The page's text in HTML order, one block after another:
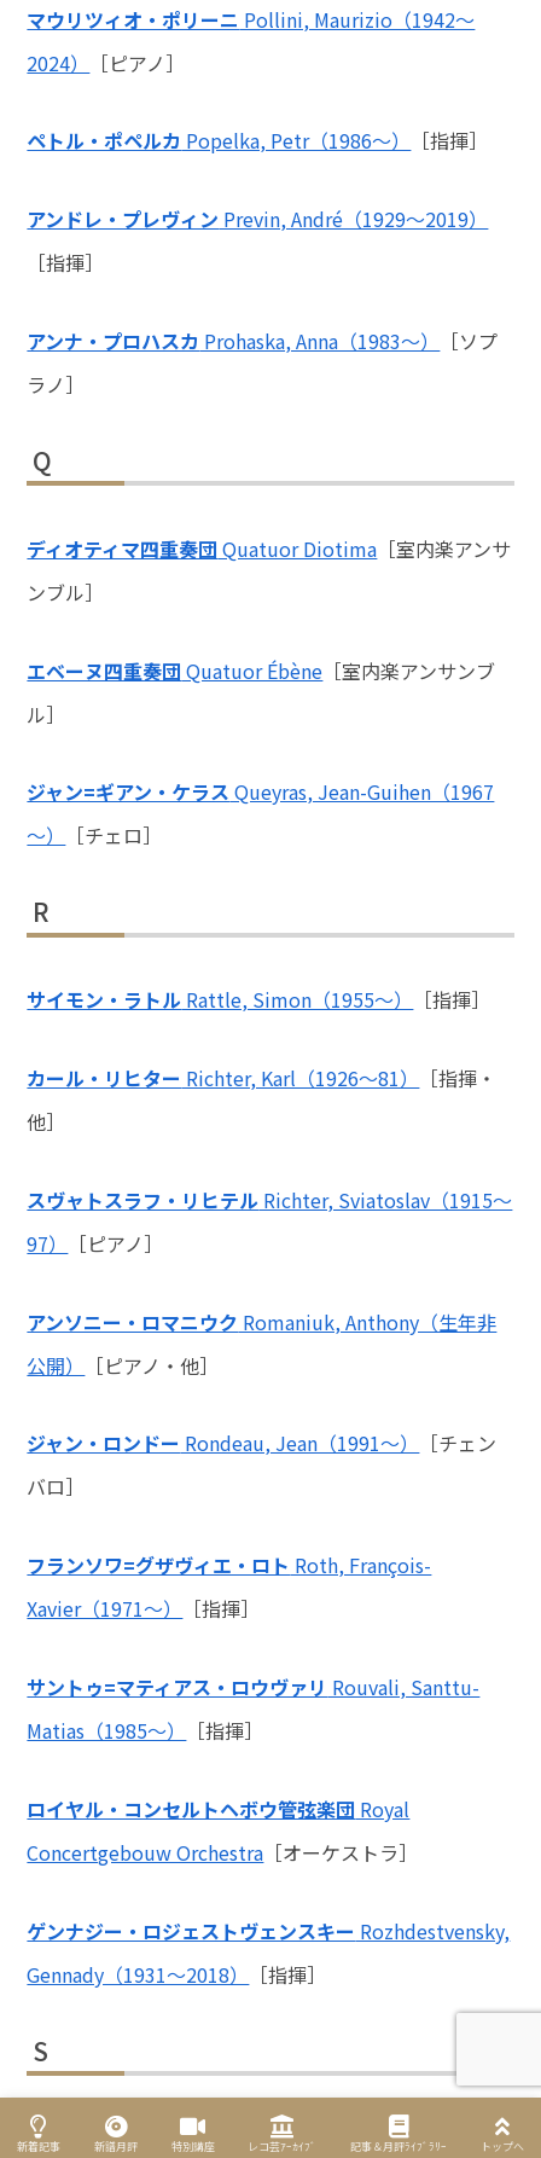
マウリツィオ・ポリーニ Pollini, Maurizio（1942～
2024）
［ピアノ］
ペトル・ポペルカ Popelka, Petr（1986～） ［指揮］
アンドレ・プレヴィン Previn, André（1929～2019）
［指揮］
アンナ・プロハスカ Prohaska, Anna（1983～）
［ソプ
ラノ］
Q
ディオティマ四重奏団 Quatuor Diotima ［室内楽アンサ
ンブル］
エベーヌ四重奏団 Quatuor Ébène ［室内楽アンサンブ
ル］
ジャン=ギアン・ケラス Queyras, Jean-Guihen（1967
～）
［チェロ］
R
サイモン・ラトル Rattle, Simon（1955～） ［指揮］
カール・リヒター Richter, Karl（1926～81）
［指揮・
他］
スヴャトスラフ・リヒテル Richter, Sviatoslav（1915～
97）
［ピアノ］
アンソニー・ロマニウク Romaniuk, Anthony（生年非
公開）
［ピアノ・他］
ジャン・ロンドー Rondeau, Jean（1991～）
［チェン
バロ］
フランソワ=グザヴィエ・ロト Roth, François-
Xavier（1971～）
［指揮］
サントゥ=マティアス・ロウヴァリ Rouvali, Santtu-
Matias（1985～）
［指揮］
ロイヤル・コンセルトヘボウ管弦楽団 Royal
Concertgebouw Orchestra ［オーケストラ］
ゲンナジー・ロジェストヴェンスキー Rozhdestvensky,
Gennady（1931～2018）
［指揮］
S
佐渡裕 Sado, Yutaka（1961～）［指揮］
新着記事 新譜月評 特別講座 レコ芸ｱｰｶｲﾌﾞ 記事＆月評ﾗｲﾌﾞﾗﾘｰ トップへ